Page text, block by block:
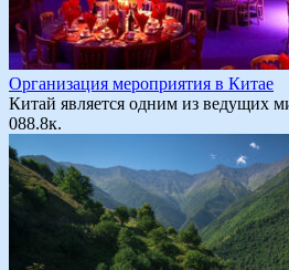
Организация мероприятия в Китае
Китай является одним из ведущих
088.8к.